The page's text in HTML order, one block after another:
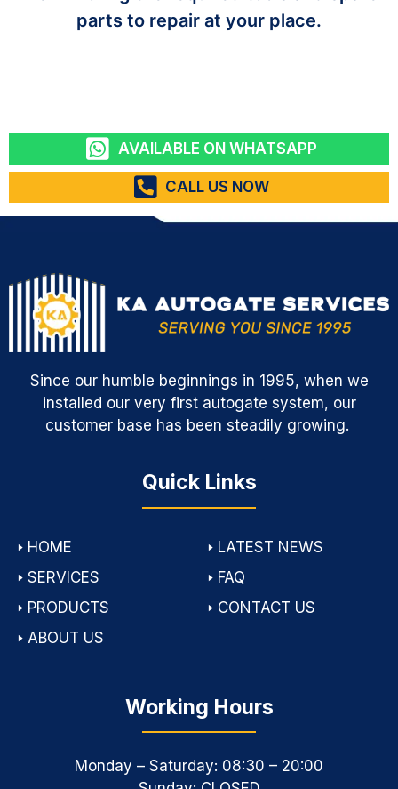
parts to repair at your place.
AVAILABLE ON WHATSAPP
CALL US NOW
Since our humble beginnings in 1995, when we
installed our very first autogate system, our
customer base has been steadily growing.
Quick Links
🢒 HOME
🢒 SERVICES
🢒 PRODUCTS
🢒 ABOUT US
🢒 LATEST NEWS
🢒 FAQ
🢒 CONTACT US
Working Hours
Monday – Saturday: 08:30 – 20:00